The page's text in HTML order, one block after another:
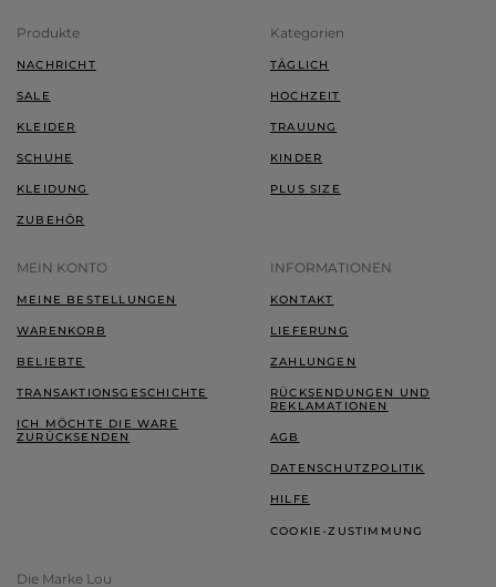
Produkte
NACHRICHT
SALE
KLEIDER
SCHUHE
KLEIDUNG
ZUBEHÖR
Kategorien
TÄGLICH
HOCHZEIT
TRAUUNG
KINDER
PLUS SIZE
MEIN KONTO
MEINE BESTELLUNGEN
WARENKORB
BELIEBTE
TRANSAKTIONSGESCHICHTE
ICH MÖCHTE DIE WARE
ZURÜCKSENDEN
INFORMATIONEN
KONTAKT
LIEFERUNG
ZAHLUNGEN
RÜCKSENDUNGEN UND
REKLAMATIONEN
AGB
DATENSCHUTZPOLITIK
HILFE
COOKIE-ZUSTIMMUNG
Die Marke Lou